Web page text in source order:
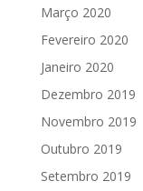
Março 2020
Fevereiro 2020
Janeiro 2020
Dezembro 2019
Novembro 2019
Outubro 2019
Setembro 2019